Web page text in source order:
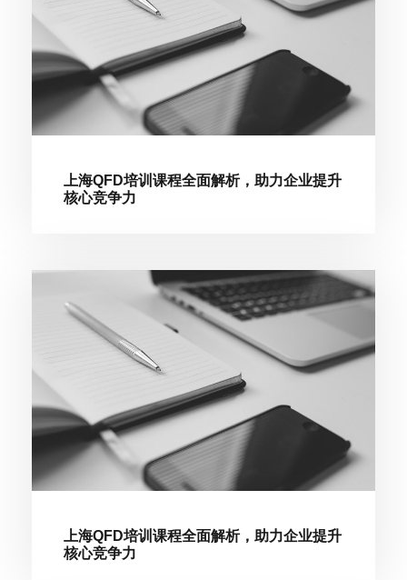
上海QFD培训课程全面解析，助力企业提升
核心竞争力
上海QFD培训课程全面解析，助力企业提升
核心竞争力